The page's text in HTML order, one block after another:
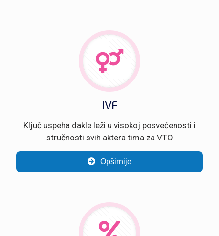
IVF
Ključ uspeha dakle leži u visokoj posvećenosti i
stručnosti svih aktera tima za VTO
Opširnije